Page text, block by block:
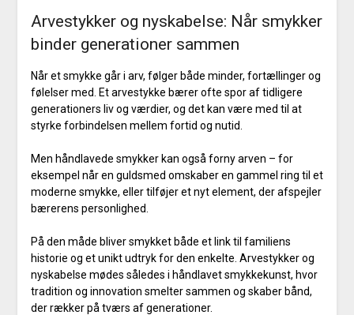
Arvestykker og nyskabelse: Når smykker
binder generationer sammen
Når et smykke går i arv, følger både minder, fortællinger og
følelser med. Et arvestykke bærer ofte spor af tidligere
generationers liv og værdier, og det kan være med til at
styrke forbindelsen mellem fortid og nutid.
Men håndlavede smykker kan også forny arven – for
eksempel når en guldsmed omskaber en gammel ring til et
moderne smykke, eller tilføjer et nyt element, der afspejler
bærerens personlighed.
På den måde bliver smykket både et link til familiens
historie og et unikt udtryk for den enkelte. Arvestykker og
nyskabelse mødes således i håndlavet smykkekunst, hvor
tradition og innovation smelter sammen og skaber bånd,
der rækker på tværs af generationer.